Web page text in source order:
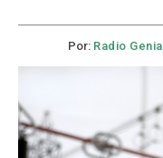
Por: Radio Genial